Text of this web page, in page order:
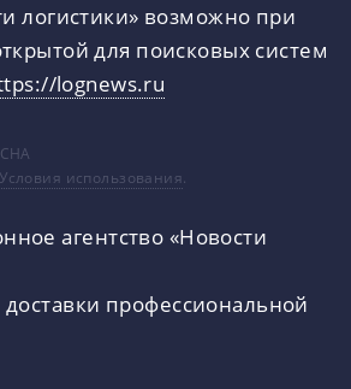
логистики» возможно при
для поисковых систем
lognews.ru
Условия использования.
агентство «Новости
профессиональной